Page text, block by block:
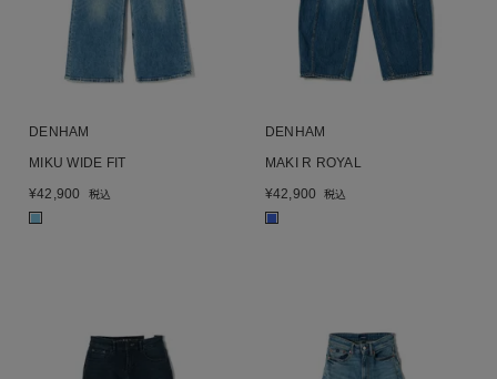
DENHAM
MIKU WIDE FIT
¥42,900 税込
■
DENHAM
MAKI R ROYAL
¥42,900 税込
■